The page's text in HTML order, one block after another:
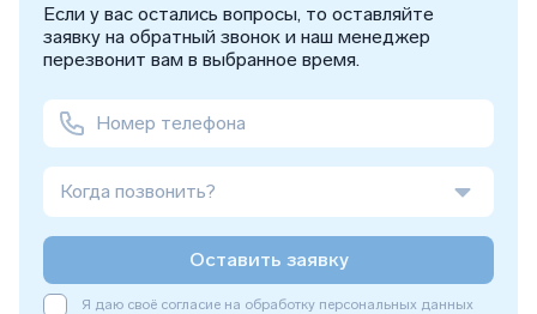
Если у вас остались вопросы, то оставляйте
заявку на обратный звонок и наш менеджер
перезвонит вам в выбранное время.
Когда позвонить?
Оставить заявку
Я даю своё согласие на обработку персональных данных